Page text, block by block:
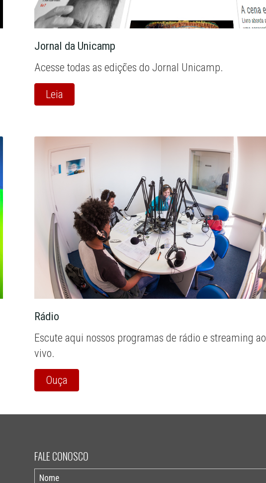
Jornal da Unicamp
Acesse todas as edições do Jornal Unicamp.
Leia
Rádio
Escute aqui nossos programas de rádio e streaming ao
vivo.
Ouça
FALE CONOSCO